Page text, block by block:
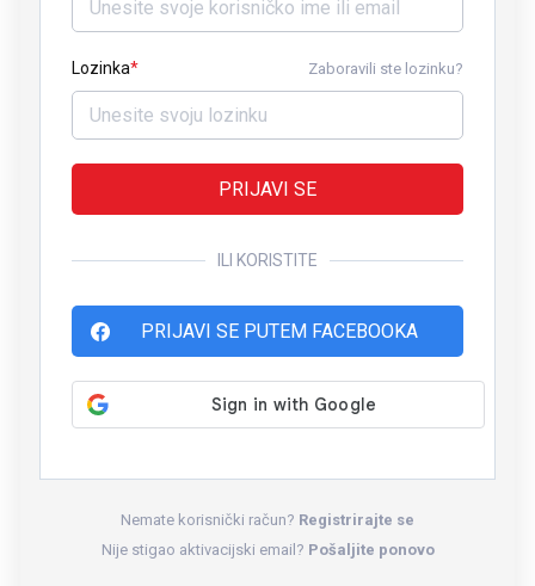
Lozinka Zaboravili ste lozinku?
PRIJAVI SE
ILI KORISTITE
PRIJAVI SE PUTEM FACEBOOKA
Nemate korisnički račun? Registrirajte se
Nije stigao aktivacijski email? Pošaljite ponovo